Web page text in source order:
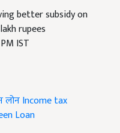
better subsidy on
rupees
IST
लोनIncome tax
Loan